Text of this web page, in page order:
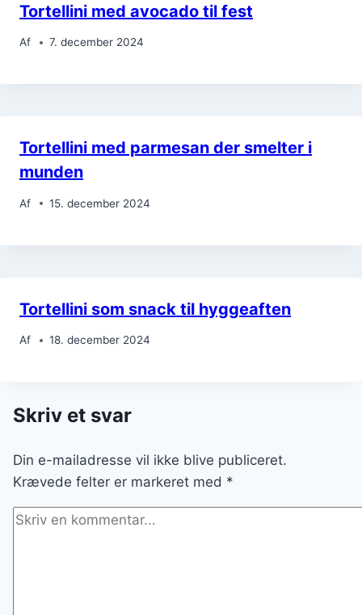
Tortellini med avocado til fest
Af 7. december 2024
Tortellini med parmesan der smelter i
munden
Af 15. december 2024
Tortellini som snack til hyggeaften
Af 18. december 2024
Skriv et svar
Din e-mailadresse vil ikke blive publiceret.
Krævede felter er markeret med *